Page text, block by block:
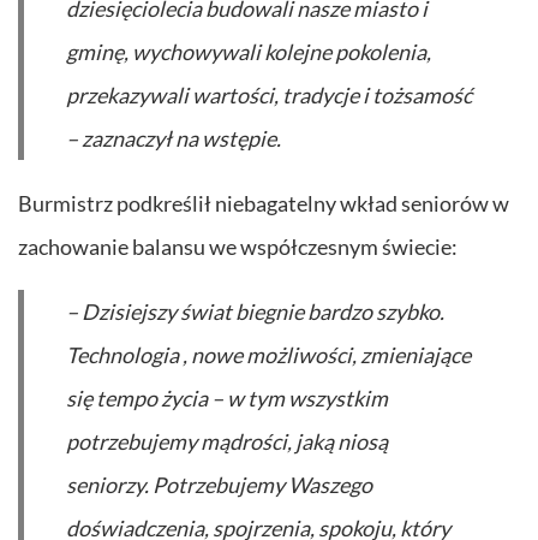
dziesięciolecia budowali nasze miasto i
gminę, wychowywali kolejne pokolenia,
przekazywali wartości, tradycje i tożsamość
– zaznaczył na wstępie.
Burmistrz podkreślił niebagatelny wkład seniorów w
zachowanie balansu we współczesnym świecie:
– Dzisiejszy świat biegnie bardzo szybko.
Technologia , nowe możliwości, zmieniające
się tempo życia – w tym wszystkim
potrzebujemy mądrości, jaką niosą
seniorzy. Potrzebujemy Waszego
doświadczenia, spojrzenia, spokoju, który